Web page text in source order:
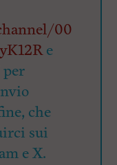
00
e
per
che
sui
e X.